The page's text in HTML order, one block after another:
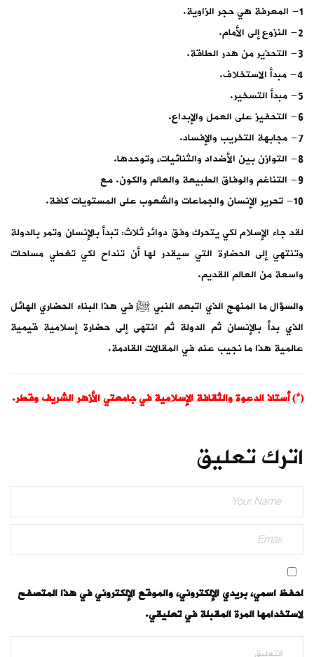
1- المعرفة هي حجر الزاوية.
2- النزوع إلى الأمام.
3- التحذير من هدر الطاقة.
4- مبدأ الاستخلاف.
5- مبدأ التسخير.
6- التحفيز على العمل والإبداع.
7- مجابهة التخريب والإفساد.
8- التوازن بين الأضداد والثنائيات، وتوحدها.
9- التناغم والوفاق الطبيعة والعالم والكون. مع
10- تحرير الإنسان والجماعات والشعوب على المستويات كافة.
لقد جاء الإسلام لكي يتحرك وفق دوائر ثلاث: تبدأ بالإنسان وتمر بالدولة
وتنتهي إلى الحضارة التي سيقدر لها أن تنداح لكي تغطي مساحات
واسعة من العالم القديم.
والسؤال ما المنهج الذي اتبعه النبي ﷺ في هذا البناء الحضاري الهائل
الذي بدأ بالإنسان ثم الدولة ثم انتهى إلى حضارة إسلامية قيمية
عالمية هذا ما نجيب عنه في المقالات القادمة.
(*) أستاذ الدعوة والثقافة الإسلامية في جامعتي الأزهر الشريف وقطر.
اترك تعليق
احفظ اسمي، بريدي الإلكتروني، والموقع الإلكتروني في هذا المتصفح
لاستخدامها المرة المقبلة في تعليقي.